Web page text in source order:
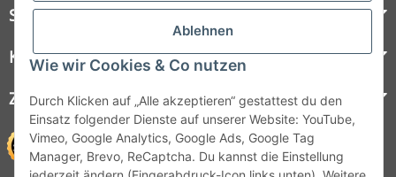
Ablehnen
Wie wir Cookies & Co nutzen
Durch Klicken auf „Alle akzeptieren“ gestattest du den
Einsatz folgender Dienste auf unserer Website: YouTube,
Vimeo, Google Analytics, Google Ads, Google Tag
Manager, Brevo, ReCaptcha. Du kannst die Einstellung
Steelboxx
Kundenservice
Zahlungsmöglichkeiten